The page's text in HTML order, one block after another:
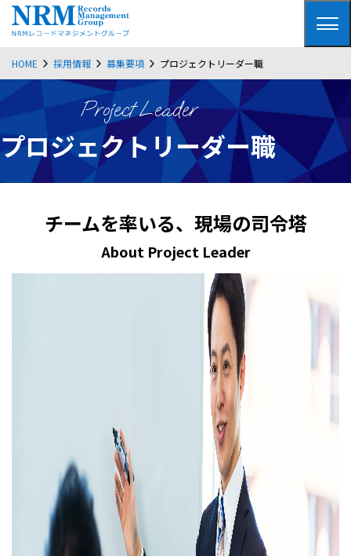
HOME 採用情報 募集要項 プロジェクトリーダー職
Project Leader
プロジェクトリーダー職
チームを率いる、現場の司令塔
About Project Leader